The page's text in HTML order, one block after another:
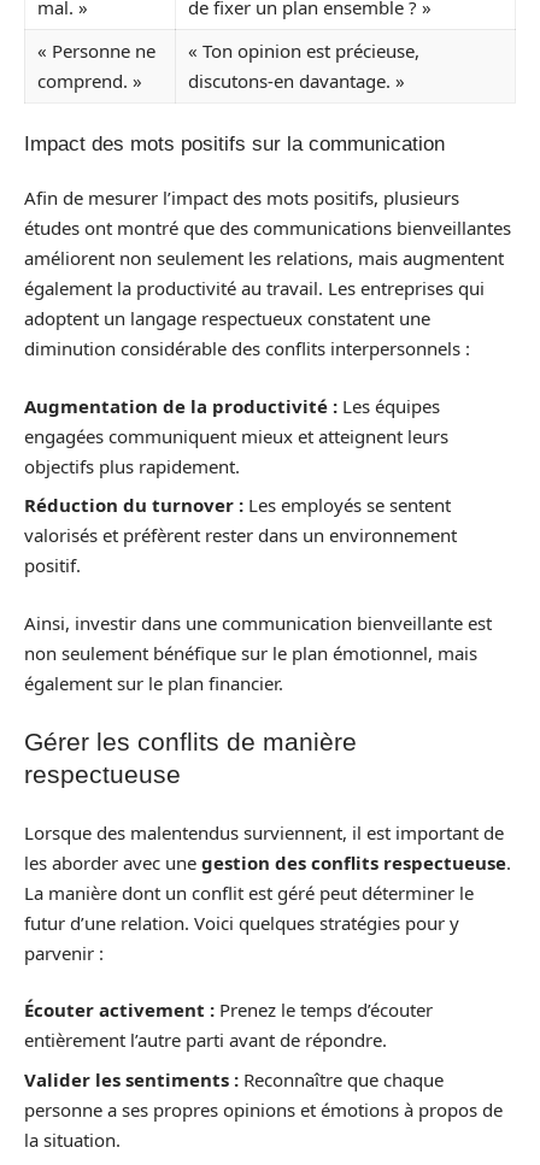
mal. »
de fixer un plan ensemble ? »
« Personne ne
comprend. »
« Ton opinion est précieuse,
discutons-en davantage. »
Impact des mots positifs sur la communication
Afin de mesurer l’impact des mots positifs, plusieurs
études ont montré que des communications bienveillantes
améliorent non seulement les relations, mais augmentent
également la productivité au travail. Les entreprises qui
adoptent un langage respectueux constatent une
diminution considérable des conflits interpersonnels :
Augmentation de la productivité : Les équipes
engagées communiquent mieux et atteignent leurs
objectifs plus rapidement.
Réduction du turnover : Les employés se sentent
valorisés et préfèrent rester dans un environnement
positif.
Ainsi, investir dans une communication bienveillante est
non seulement bénéfique sur le plan émotionnel, mais
également sur le plan financier.
Gérer les conflits de manière
respectueuse
Lorsque des malentendus surviennent, il est important de
les aborder avec une gestion des conflits respectueuse.
La manière dont un conflit est géré peut déterminer le
futur d’une relation. Voici quelques stratégies pour y
parvenir :
Écouter activement : Prenez le temps d’écouter
entièrement l’autre parti avant de répondre.
Valider les sentiments : Reconnaître que chaque
personne a ses propres opinions et émotions à propos de
la situation.